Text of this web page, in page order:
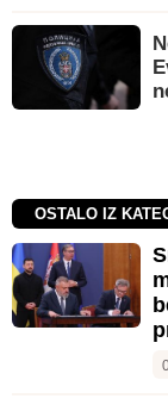
OSTALO IZ